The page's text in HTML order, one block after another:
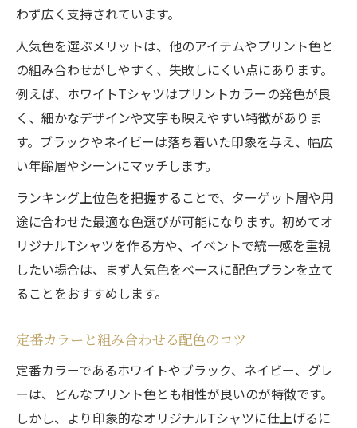
わず広く支持されています。
人気色を選ぶメリットは、他のアイテムやプリント色と
の組み合わせがしやすく、失敗しにくい点にあります。
例えば、ホワイトTシャツはプリントカラーの発色が良
く、細かなデザインや文字も映えやすい特徴がありま
す。ブラックやネイビーは落ち着いた印象を与え、幅広
い年齢層やシーンにマッチします。
ランキング上位色を把握することで、ターゲット層や用
途に合わせた最適な色選びが可能になります。初めてオ
リジナルTシャツを作る方や、イベントで統一感を重視
したい場合は、まず人気色をベースに配色プランを立て
ることをおすすめします。
定番カラーと組み合わせる配色のコツ
定番カラーであるホワイトやブラック、ネイビー、グレ
ーは、どんなプリント色とも相性が良いのが特徴です。
しかし、より印象的なオリジナルTシャツに仕上げるに